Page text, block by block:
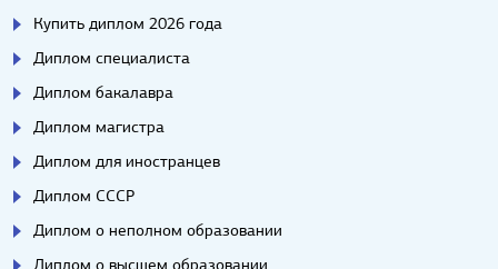
Купить диплом 2026 года
Диплом специалиста
Диплом бакалавра
Диплом магистра
Диплом для иностранцев
Диплом СССР
Диплом о неполном образовании
Диплом о высшем образовании